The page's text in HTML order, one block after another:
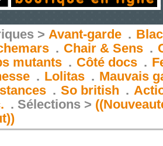
> Avant-garde .
. Chair & Sens .
mutants . Côté docs .
. Lolitas . Mauvais
. So british .
. Sélections >